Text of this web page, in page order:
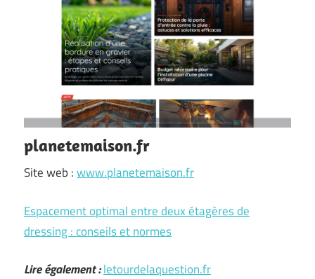
planetemaison.fr
Site web :www.planetemaison.fr
Espacement optimal entre deux étagères de
dressing : conseils et normes
Lire également :letourdelaquestion.fr